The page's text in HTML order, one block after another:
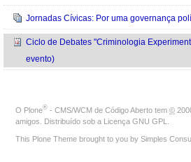
Jornadas Cívicas: Por uma governança
Ciclo de Debates "Criminologia
evento)
O Plone® - CMS/WCM de Código Aberto tem ©
amigos. Distribuído sob a Licença GNU GPL
This Plone Theme brought to you by Simples